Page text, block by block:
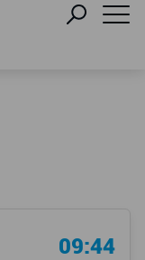
09:44